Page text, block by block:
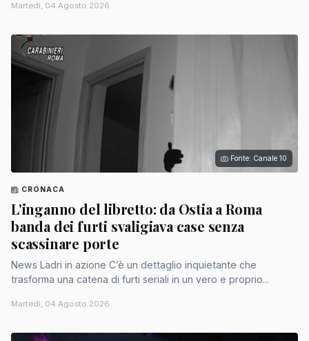
Martedì, 04 Agosto 2026
Fonte: Canale 10
CRONACA
L'inganno del libretto: da Ostia a Roma
banda dei furti svaligiava case senza
scassinare porte
News Ladri in azione C’è un dettaglio inquietante che
trasforma una catena di furti seriali in un vero e proprio...
Martedì, 04 Agosto 2026